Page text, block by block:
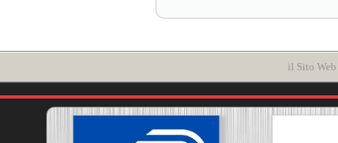
il Sito Web